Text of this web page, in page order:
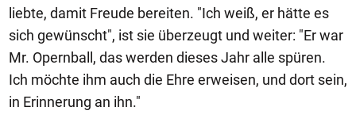
liebte, damit Freude bereiten. "Ich weiß, er hätte es
sich gewünscht", ist sie überzeugt und weiter: "Er war
Mr. Opernball, das werden dieses Jahr alle spüren.
Ich möchte ihm auch die Ehre erweisen, und dort sein,
in Erinnerung an ihn."